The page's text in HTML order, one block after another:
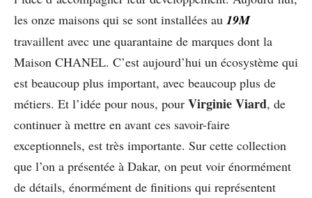
les onze maisons qui se sont installées au 19M
travaillent avec une quarantaine de marques dont la
Maison CHANEL. C’est aujourd’hui un écosystème qui
est beaucoup plus important, avec beaucoup plus de
métiers. Et l’idée pour nous, pour Virginie Viard, de
continuer à mettre en avant ces savoir-faire
exceptionnels, est très importante. Sur cette collection
que l’on a présentée à Dakar, on peut voir énormément
de détails, énormément de finitions qui représentent